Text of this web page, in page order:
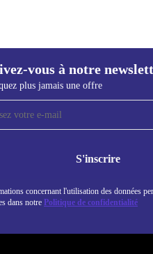
vous à notre
plus jamais une offre
S'inscrire
concernant l'utilisation des données
dans notre Politique de confidentialité
infos de
offre.
Retrouvez les
politique de
- RETHINK NEW.